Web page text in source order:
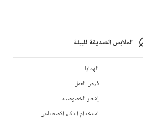
الملابس الصديقة للبيئة
الهدايا
فرص العمل
إشعار الخصوصية
استخدام الذكاء الاصطناعي